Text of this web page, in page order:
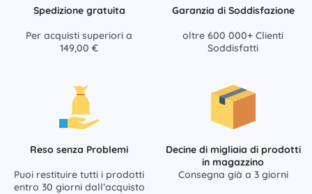
Spedizione gratuita
Per acquisti superiori a
149,00 €
Garanzia di Soddisfazione
oltre 600 000+ Clienti
Soddisfatti
Reso senza Problemi
Puoi restituire tutti i prodotti
entro 30 giorni dall’acquisto
Decine di migliaia di prodotti
in magazzino
Consegna già a 3 giorni